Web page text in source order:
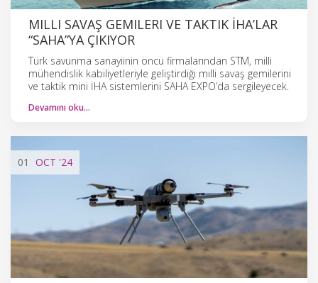
MILLI SAVAŞ GEMILERI VE TAKTIK İHA’LAR
“SAHA”YA ÇIKIYOR
Türk savunma sanayiinin öncü firmalarından STM, milli
mühendislik kabiliyetleriyle geliştirdiği milli savaş gemilerini
ve taktik mini İHA sistemlerini SAHA EXPO’da sergileyecek.
Devamını oku…
01 OCT '24